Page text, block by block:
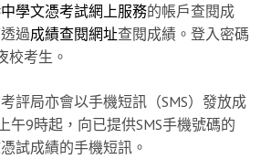
學文憑考試網上服務的帳戶查閱成
過成績查閱網址查閱成績。登入密碼
校考生。
評局亦會以手機短訊（SMS）發放成
午9時起，向已提供SMS手機號碼的
試成績的手機短訊。